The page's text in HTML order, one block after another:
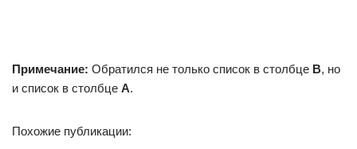
Примечание: Обратился не только список в столбце В, но
и список в столбце А.
Похожие публикации: